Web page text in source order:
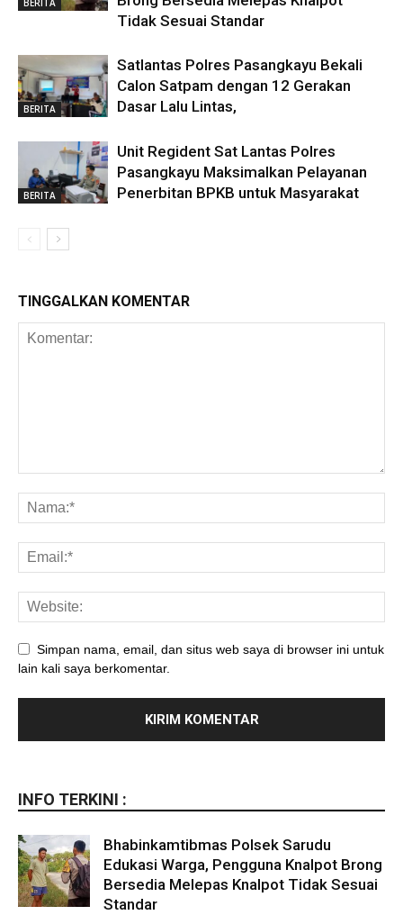
BERITA
Tidak Sesuai Standar
BERITA
Satlantas Polres Pasangkayu Bekali
Calon Satpam dengan 12 Gerakan
Dasar Lalu Lintas,
BERITA
Unit Regident Sat Lantas Polres
Pasangkayu Maksimalkan Pelayanan
Penerbitan BPKB untuk Masyarakat
TINGGALKAN KOMENTAR
Simpan nama, email, dan situs web saya di browser ini untuk
lain kali saya berkomentar.
INFO TERKINI :
Bhabinkamtibmas Polsek Sarudu
Edukasi Warga, Pengguna Knalpot Brong
Bersedia Melepas Knalpot Tidak Sesuai
Standar